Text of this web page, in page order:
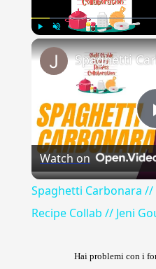
Watch on
Spaghetti Carbonara
Recipe Collab // Jeni
Hai problemi con i